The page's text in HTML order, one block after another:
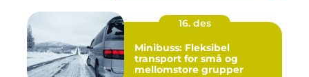
16. des
Minibuss: Fleksibel
transport for små og
mellomstore grupper